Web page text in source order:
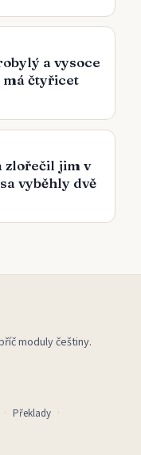
a vysoce
má čtyřicet
zlořečil jim v
vyběhly dvě
moduly češtiny.
Překlady